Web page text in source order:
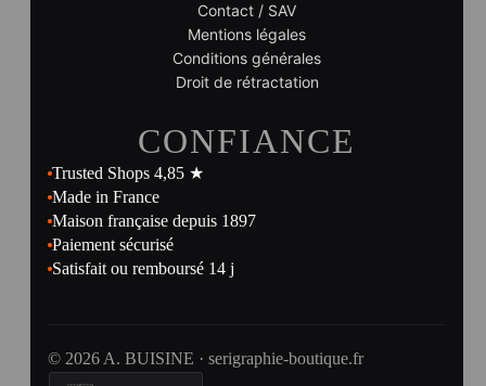
Contact / SAV
Mentions légales
Conditions générales
Droit de rétractation
CONFIANCE
Trusted Shops 4,85 ★
Made in France
Maison française depuis 1897
Paiement sécurisé
Satisfait ou remboursé 14 j
© 2026 A. BUISINE · serigraphie-boutique.fr